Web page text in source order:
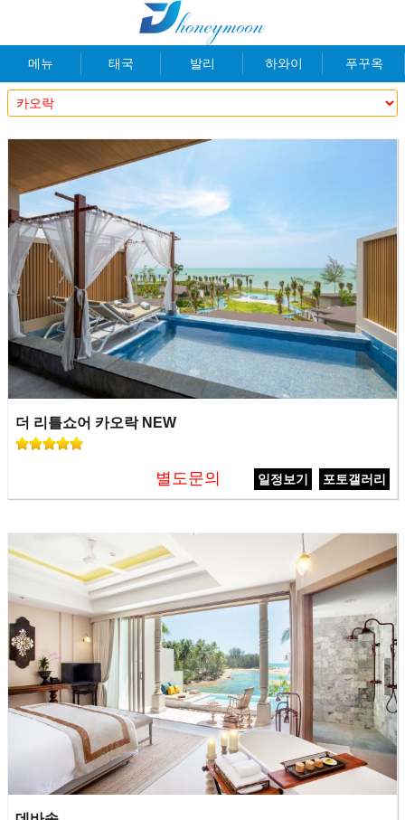
메뉴 태국 발리 하와이 푸꾸옥
더 리틀쇼어 카오락 NEW
별도문의 일정보기 포토갤러리